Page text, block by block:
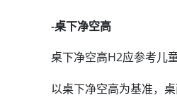
-桌下净空高
桌下净空高H2应参考儿
以桌下净空高为基准，